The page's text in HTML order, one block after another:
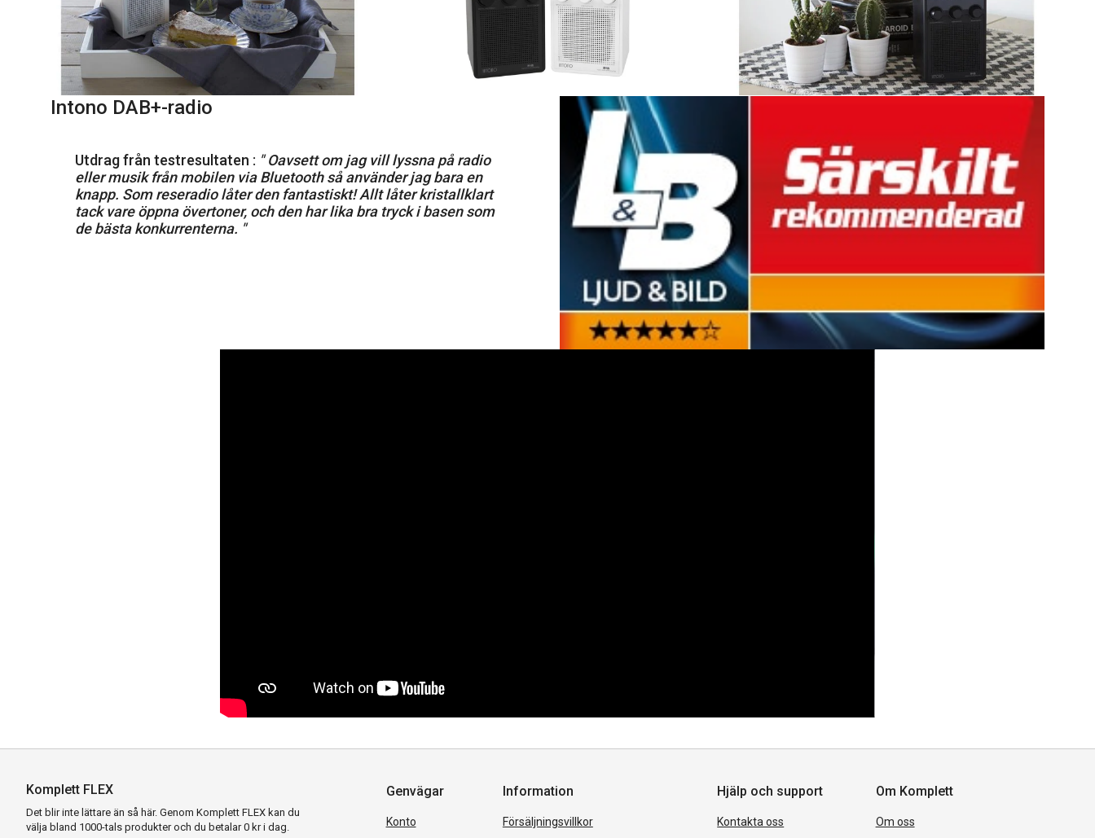
Intono DAB+-radio
Utdrag från testresultaten : " Oavsett om jag vill lyssna på radio
eller musik från mobilen via Bluetooth så använder jag bara en
knapp. Som reseradio låter den fantastiskt! Allt låter kristallklart
tack vare öppna övertoner, och den har lika bra tryck i basen som
de bästa konkurrenterna. "
Komplett FLEX
Det blir inte lättare än så här. Genom Komplett FLEX kan du
välja bland 1000-tals produkter och du betalar 0 kr i dag.
Genvägar
Konto
Information
Försäljningsvillkor
Hjälp och support
Kontakta oss
Om Komplett
Om oss